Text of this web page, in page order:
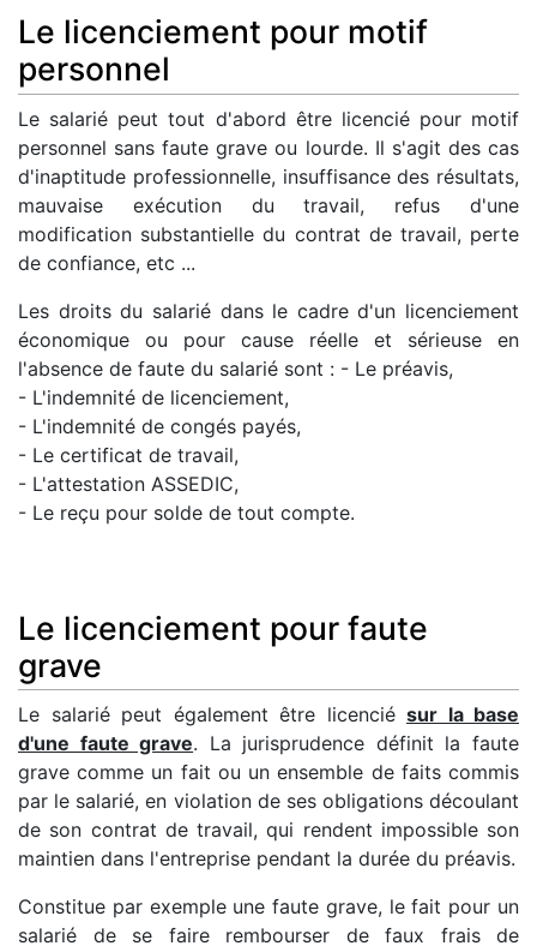
Le licenciement pour motif
personnel
Le salarié peut tout d'abord être licencié pour motif
personnel sans faute grave ou lourde. Il s'agit des cas
d'inaptitude professionnelle, insuffisance des résultats,
mauvaise exécution du travail, refus d'une
modification substantielle du contrat de travail, perte
de confiance, etc ...
Les droits du salarié dans le cadre d'un licenciement
économique ou pour cause réelle et sérieuse en
l'absence de faute du salarié sont : - Le préavis,
- L'indemnité de licenciement,
- L'indemnité de congés payés,
- Le certificat de travail,
- L'attestation ASSEDIC,
- Le reçu pour solde de tout compte.
Le licenciement pour faute
grave
Le salarié peut également être licencié sur la base
d'une faute grave. La jurisprudence définit la faute
grave comme un fait ou un ensemble de faits commis
par le salarié, en violation de ses obligations découlant
de son contrat de travail, qui rendent impossible son
maintien dans l'entreprise pendant la durée du préavis.
Constitue par exemple une faute grave, le fait pour un
salarié de se faire rembourser de faux frais de